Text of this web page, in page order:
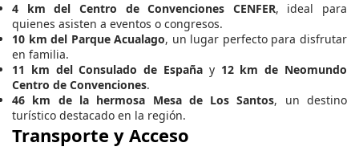
4 km del Centro de Convenciones CENFER, ideal para
quienes asisten a eventos o congresos.
10 km del Parque Acualago, un lugar perfecto para disfrutar
en familia.
11 km del Consulado de España y 12 km de Neomundo
Centro de Convenciones.
46 km de la hermosa Mesa de Los Santos, un destino
turístico destacado en la región.
Transporte y Acceso